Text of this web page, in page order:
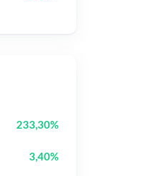
233,30%
3,40%